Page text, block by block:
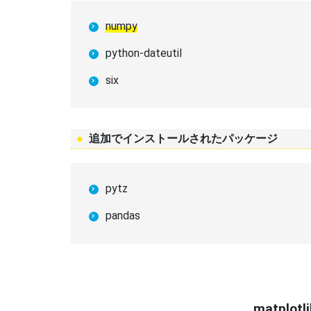
numpy
python-dateutil
six
追加でインストールされたパッケージ
pytz
pandas